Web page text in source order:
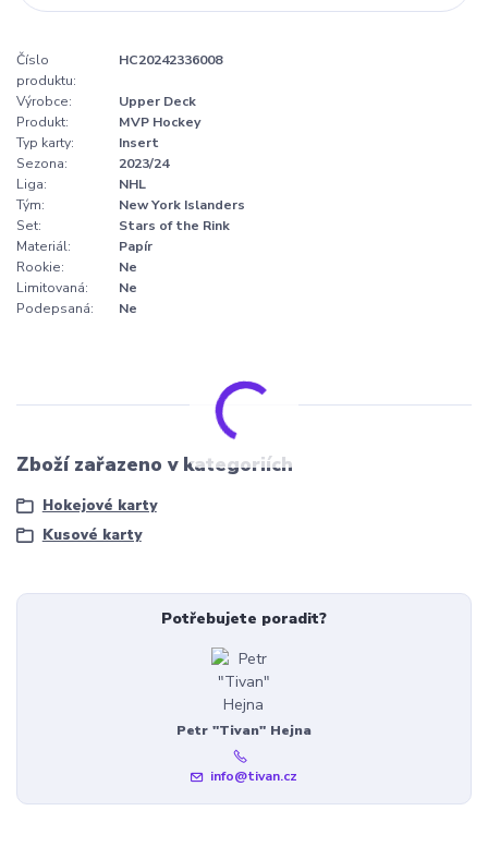
Číslo
produktu:
HC20242336008
Výrobce:
Upper Deck
Produkt:
MVP Hockey
Typ karty:
Insert
Sezona:
2023/24
Liga:
NHL
Tým:
New York Islanders
Set:
Stars of the Rink
Materiál:
Papír
Rookie:
Ne
Limitovaná:
Ne
Podepsaná:
Ne
Zboží zařazeno v kategoriích
Hokejové karty
Kusové karty
Potřebujete poradit?
Petr "Tivan" Hejna
info@tivan.cz